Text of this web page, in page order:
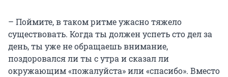
– Поймите, в таком ритме ужасно тяжело
существовать. Когда ты должен успеть сто дел за
день, ты уже не обращаешь внимание,
поздоровался ли ты с утра и сказал ли
окружающим «пожалуйста» или «спасибо». Вместо